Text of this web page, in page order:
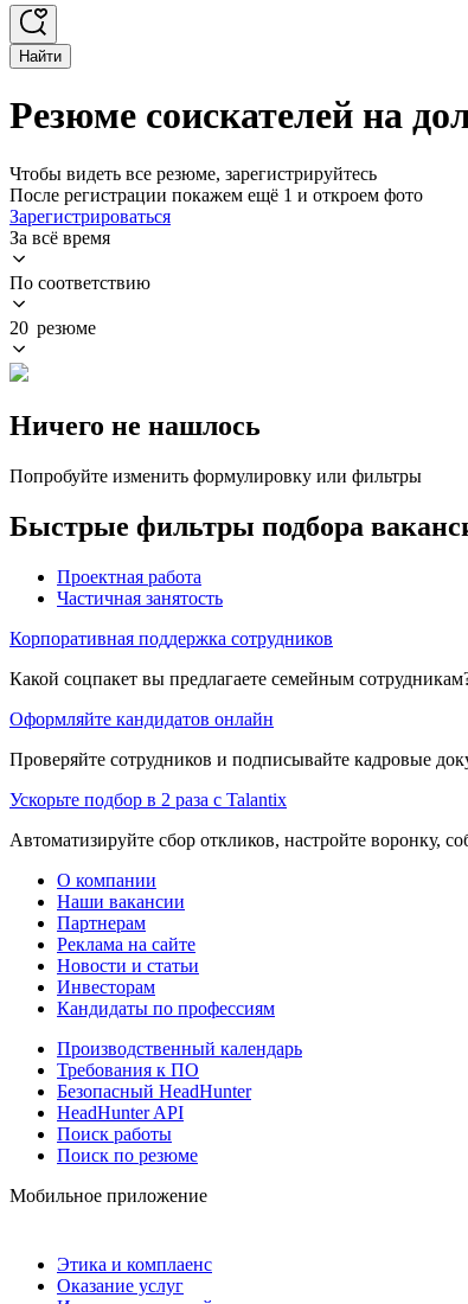
Найти
Резюме соискателей на
Чтобы видеть все резюме, зарегистрируйтесь
После регистрации покажем ещё 1 и откроем фото
Зарегистрироваться
За всё время
По соответствию
20 резюме
Ничего не нашлось
Попробуйте изменить формулировку или фильтры
Быстрые фильтры подбора
Проектная работа
Частичная занятость
Корпоративная поддержка сотрудников
Какой соцпакет вы предлагаете семейным
Оформляйте кандидатов онлайн
Проверяйте сотрудников и подписывайте кадровые
Ускорьте подбор в 2 раза с Talantix
Автоматизируйте сбор откликов, настройте воронку,
О компании
Наши вакансии
Партнерам
Реклама на сайте
Новости и статьи
Инвесторам
Кандидаты по профессиям
Производственный календарь
Требования к ПО
Безопасный HeadHunter
HeadHunter API
Поиск работы
Поиск по резюме
Мобильное приложение
Этика и комплаенс
Оказание услуг